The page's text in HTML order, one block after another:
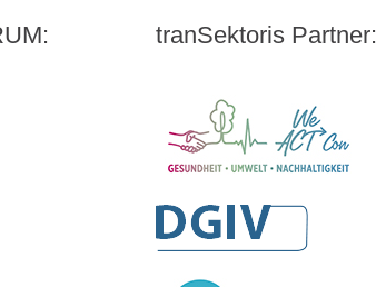
Industrie e. V. (BPI)
tranSektoris Partner:
WeACT Con
DGIV